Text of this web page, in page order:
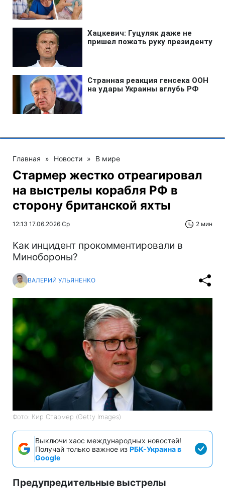
Главная » Новости » В мире
Стармер жестко отреагировал
на выстрелы корабля РФ в
сторону британской яхты
12:13 17.06.2026 Ср 2 мин
Как инцидент прокомментировали в
Минобороны?
ВАЛЕРИЙ УЛЬЯНЕНКО
Фото: Кир Стармер (Getty Images)
Выключи хаос международных новостей!
Получай только важное из РБК-Украина в
Google
Предупредительные выстрелы